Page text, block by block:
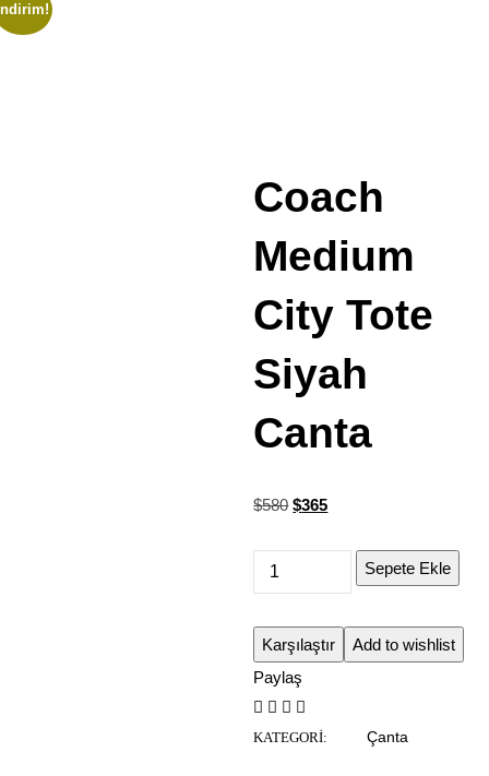
Coach
Medium
City Tote
Siyah
Canta
$580 $365
Sepete Ekle
Karşılaştır
Add to wishlist
Paylaş
KATEGORI: Çanta